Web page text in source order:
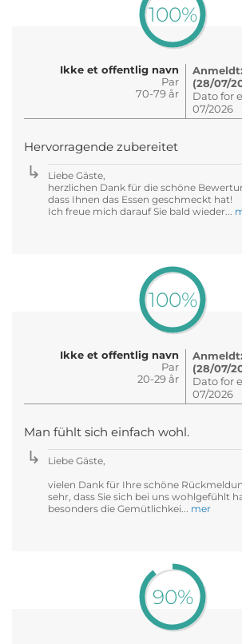
100%
Ikke et offentlig navn
Par
70-79 år
(28/07/
Dato for
07/2026
Hervorragende zubereitet
Liebe Gäste,
herzlichen Dank für die schöne
dass Ihnen das Essen geschmeckt hat!
Ich freue mich darauf Sie bald wieder...
100%
Ikke et offentlig navn
Par
20-29 år
(28/07/
Dato for
07/2026
Man fühlt sich einfach wohl.
Liebe Gäste,
vielen Dank für Ihre schöne
sehr, dass Sie sich bei uns wohlgefühlt
besonders die Gemütlichkei... mer
90%